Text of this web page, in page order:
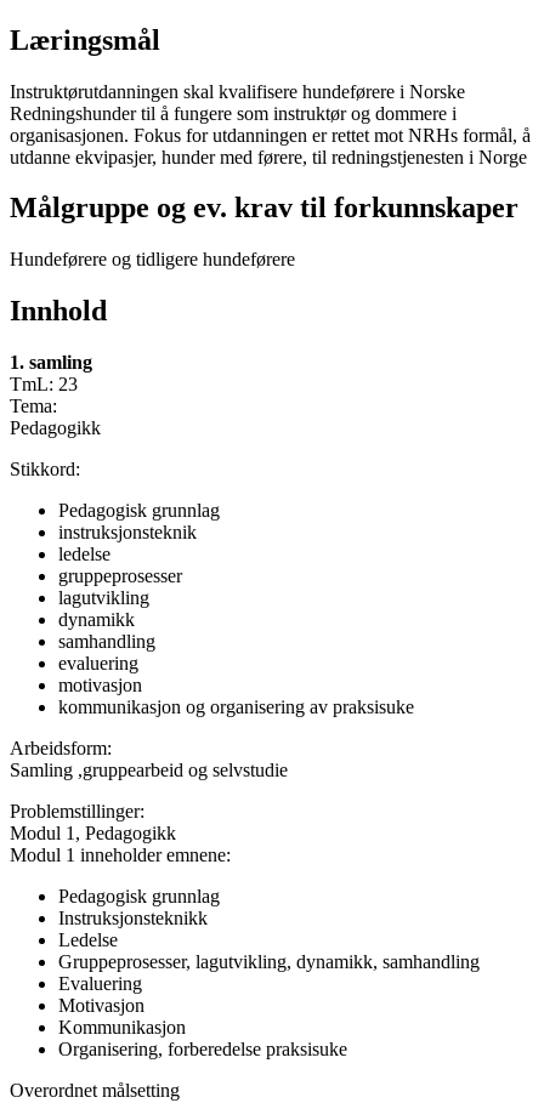
Læringsmål
Instruktørutdanningen skal kvalifisere hundeførere i Norske
Redningshunder til å fungere som instruktør og dommere i
organisasjonen. Fokus for utdanningen er rettet mot NRHs formål, å
utdanne ekvipasjer, hunder med førere, til redningstjenesten i Norge
Målgruppe og ev. krav til forkunnskaper
Hundeførere og tidligere hundeførere
Innhold
1. samling
TmL: 23
Tema:
Pedagogikk
Stikkord:
Pedagogisk grunnlag
instruksjonsteknik
ledelse
gruppeprosesser
lagutvikling
dynamikk
samhandling
evaluering
motivasjon
kommunikasjon og organisering av praksisuke
Arbeidsform:
Samling ,gruppearbeid og selvstudie
Problemstillinger:
Modul 1, Pedagogikk
Modul 1 inneholder emnene:
Pedagogisk grunnlag
Instruksjonsteknikk
Ledelse
Gruppeprosesser, lagutvikling, dynamikk, samhandling
Evaluering
Motivasjon
Kommunikasjon
Organisering, forberedelse praksisuke
Overordnet målsetting